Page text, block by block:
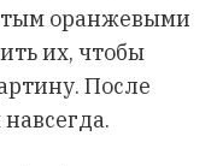
оранжевыми
их, чтобы
После